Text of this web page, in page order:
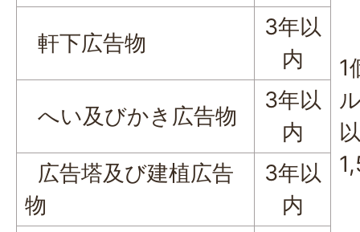
1
軒下広告物
3年以
内
へい及びかき広告物
3年以
内
広告塔及び建植広告
物
3年以
内